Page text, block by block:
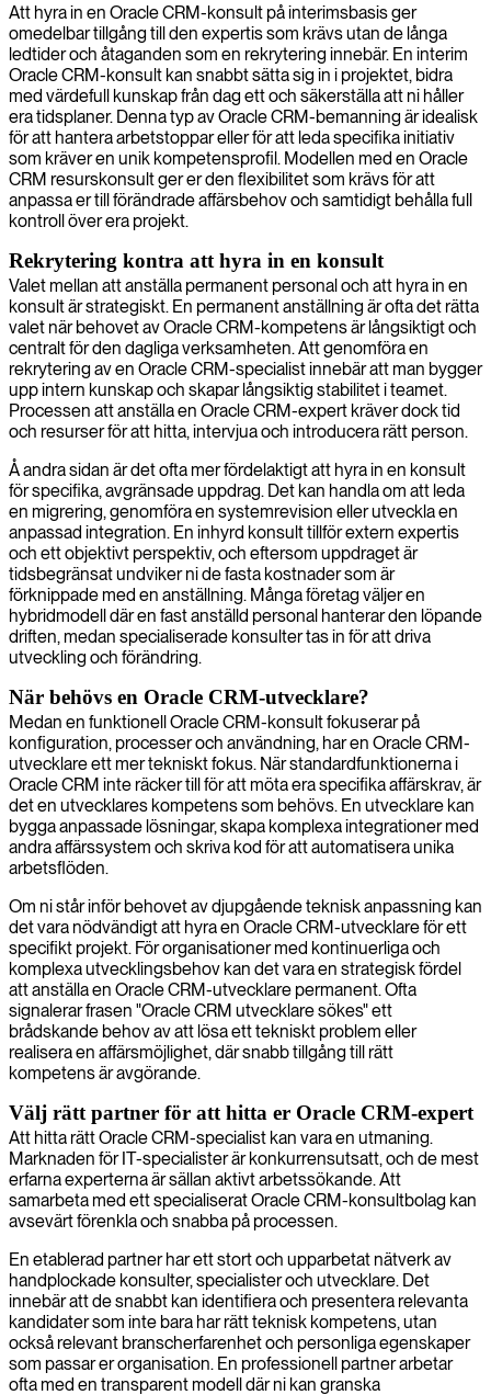
Att hyra in en Oracle CRM-konsult på interimsbasis ger
omedelbar tillgång till den expertis som krävs utan de långa
ledtider och åtaganden som en rekrytering innebär. En interim
Oracle CRM-konsult kan snabbt sätta sig in i projektet, bidra
med värdefull kunskap från dag ett och säkerställa att ni håller
era tidsplaner. Denna typ av Oracle CRM-bemanning är idealisk
för att hantera arbetstoppar eller för att leda specifika initiativ
som kräver en unik kompetensprofil. Modellen med en Oracle
CRM resurskonsult ger er den flexibilitet som krävs för att
anpassa er till förändrade affärsbehov och samtidigt behålla full
kontroll över era projekt.
Rekrytering kontra att hyra in en konsult
Valet mellan att anställa permanent personal och att hyra in en
konsult är strategiskt. En permanent anställning är ofta det rätta
valet när behovet av Oracle CRM-kompetens är långsiktigt och
centralt för den dagliga verksamheten. Att genomföra en
rekrytering av en Oracle CRM-specialist innebär att man bygger
upp intern kunskap och skapar långsiktig stabilitet i teamet.
Processen att anställa en Oracle CRM-expert kräver dock tid
och resurser för att hitta, intervjua och introducera rätt person.
Å andra sidan är det ofta mer fördelaktigt att hyra in en konsult
för specifika, avgränsade uppdrag. Det kan handla om att leda
en migrering, genomföra en systemrevision eller utveckla en
anpassad integration. En inhyrd konsult tillför extern expertis
och ett objektivt perspektiv, och eftersom uppdraget är
tidsbegränsat undviker ni de fasta kostnader som är
förknippade med en anställning. Många företag väljer en
hybridmodell där en fast anställd personal hanterar den löpande
driften, medan specialiserade konsulter tas in för att driva
utveckling och förändring.
När behövs en Oracle CRM-utvecklare?
Medan en funktionell Oracle CRM-konsult fokuserar på
konfiguration, processer och användning, har en Oracle CRM-
utvecklare ett mer tekniskt fokus. När standardfunktionerna i
Oracle CRM inte räcker till för att möta era specifika affärskrav, är
det en utvecklares kompetens som behövs. En utvecklare kan
bygga anpassade lösningar, skapa komplexa integrationer med
andra affärssystem och skriva kod för att automatisera unika
arbetsflöden.
Om ni står inför behovet av djupgående teknisk anpassning kan
det vara nödvändigt att hyra en Oracle CRM-utvecklare för ett
specifikt projekt. För organisationer med kontinuerliga och
komplexa utvecklingsbehov kan det vara en strategisk fördel
att anställa en Oracle CRM-utvecklare permanent. Ofta
signalerar frasen "Oracle CRM utvecklare sökes" ett
brådskande behov av att lösa ett tekniskt problem eller
realisera en affärsmöjlighet, där snabb tillgång till rätt
kompetens är avgörande.
Välj rätt partner för att hitta er Oracle CRM-expert
Att hitta rätt Oracle CRM-specialist kan vara en utmaning.
Marknaden för IT-specialister är konkurrensutsatt, och de mest
erfarna experterna är sällan aktivt arbetssökande. Att
samarbeta med ett specialiserat Oracle CRM-konsultbolag kan
avsevärt förenkla och snabba på processen.
En etablerad partner har ett stort och upparbetat nätverk av
handplockade konsulter, specialister och utvecklare. Det
innebär att de snabbt kan identifiera och presentera relevanta
kandidater som inte bara har rätt teknisk kompetens, utan
också relevant branscherfarenhet och personliga egenskaper
som passar er organisation. En professionell partner arbetar
ofta med en transparent modell där ni kan granska